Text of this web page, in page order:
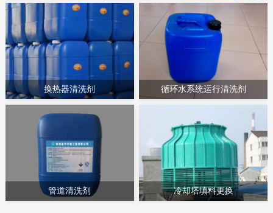
换热器清洗剂 循环水系统运行清洗剂
管道清洗剂 冷却塔填料更换